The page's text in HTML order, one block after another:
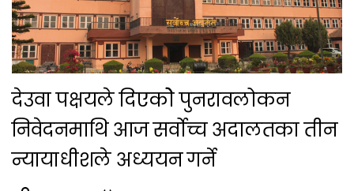
देउवा पक्षयले दिएकोे पुनरावलोकन
निवेदनमाथि आज सर्वोच्च अदालतका तीन
न्यायाधीशले अध्ययन गर्ने